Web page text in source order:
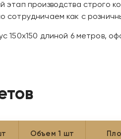
этап производства строго
сотрудничаем как с
150х150 длиной 6 метров,
Объем 1 шт